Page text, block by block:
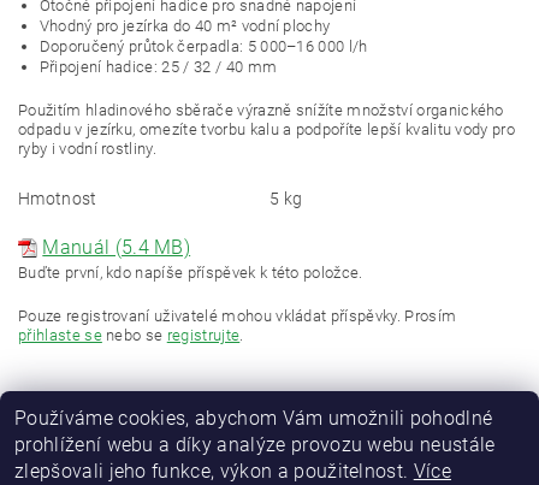
Otočné připojení hadice pro snadné napojení
Vhodný pro jezírka do 40 m² vodní plochy
Doporučený průtok čerpadla: 5 000–16 000 l/h
Připojení hadice: 25 / 32 / 40 mm
Použitím hladinového sběrače výrazně snížíte množství organického
odpadu v jezírku, omezíte tvorbu kalu a podpoříte lepší kvalitu vody pro
ryby i vodní rostliny.
Hmotnost 5 kg
Manuál (5.4 MB)
Buďte první, kdo napíše příspěvek k této položce.
Pouze registrovaní uživatelé mohou vkládat příspěvky. Prosím
přihlaste senebo se registrujte
Používáme cookies, abychom Vám umožnili pohodlné
prohlížení webu a díky analýze provozu webu neustále
zlepšovali jeho funkce, výkon a použitelnost. Více